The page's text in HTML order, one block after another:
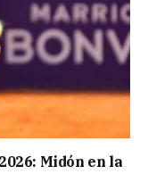
Midón en la